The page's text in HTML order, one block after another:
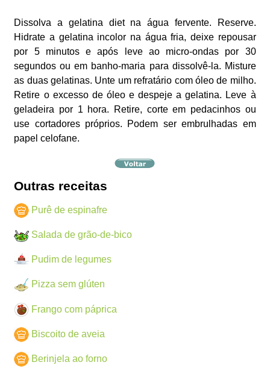
Dissolva a gelatina diet na água fervente. Reserve.
Hidrate a gelatina incolor na água fria, deixe repousar
por 5 minutos e após leve ao micro-ondas por 30
segundos ou em banho-maria para dissolvê-la. Misture
as duas gelatinas. Unte um refratário com óleo de milho.
Retire o excesso de óleo e despeje a gelatina. Leve à
geladeira por 1 hora. Retire, corte em pedacinhos ou
use cortadores próprios. Podem ser embrulhadas em
papel celofane.
Outras receitas
Purê de espinafre
Salada de grão-de-bico
Pudim de legumes
Pizza sem glúten
Frango com páprica
Biscoito de aveia
Berinjela ao forno